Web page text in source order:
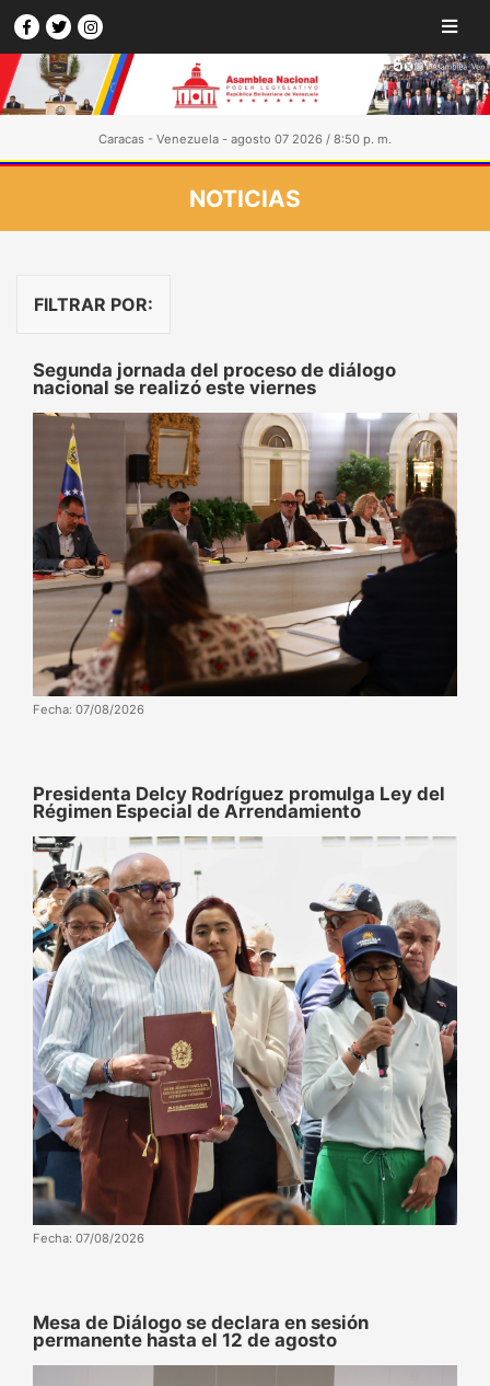
Caracas - Venezuela - agosto 07 2026 / 8:50 p. m.
NOTICIAS
FILTRAR POR:
Segunda jornada del proceso de diálogo
nacional se realizó este viernes
Fecha: 07/08/2026
Presidenta Delcy Rodríguez promulga Ley del
Régimen Especial de Arrendamiento
Fecha: 07/08/2026
Mesa de Diálogo se declara en sesión
permanente hasta el 12 de agosto